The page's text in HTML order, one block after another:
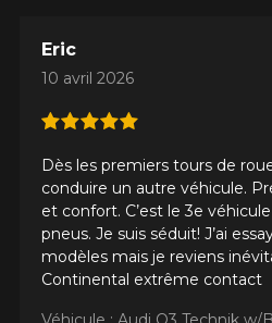
Eric
10 avril 2026
Dès les premiers tours de
conduire un autre véhicule.
et confort. C’est le 3e
pneus. Je suis séduit! J’ai
modèles mais je reviens
Continental extrême contact